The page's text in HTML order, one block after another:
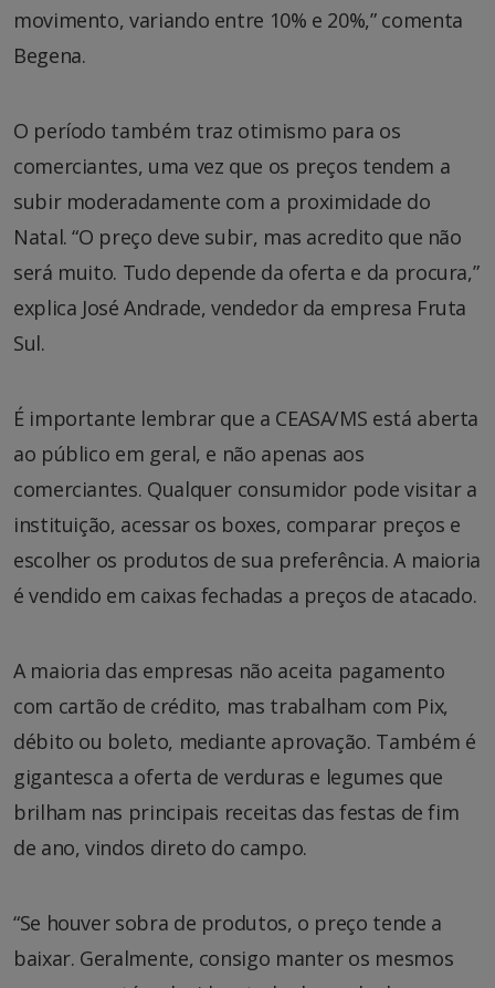
movimento, variando entre 10% e 20%,” comenta
Begena.
O período também traz otimismo para os
comerciantes, uma vez que os preços tendem a
subir moderadamente com a proximidade do
Natal. “O preço deve subir, mas acredito que não
será muito. Tudo depende da oferta e da procura,”
explica José Andrade, vendedor da empresa Fruta
Sul.
É importante lembrar que a CEASA/MS está aberta
ao público em geral, e não apenas aos
comerciantes. Qualquer consumidor pode visitar a
instituição, acessar os boxes, comparar preços e
escolher os produtos de sua preferência. A maioria
é vendido em caixas fechadas a preços de atacado.
A maioria das empresas não aceita pagamento
com cartão de crédito, mas trabalham com Pix,
débito ou boleto, mediante aprovação. Também é
gigantesca a oferta de verduras e legumes que
brilham nas principais receitas das festas de fim
de ano, vindos direto do campo.
“Se houver sobra de produtos, o preço tende a
baixar. Geralmente, consigo manter os mesmos